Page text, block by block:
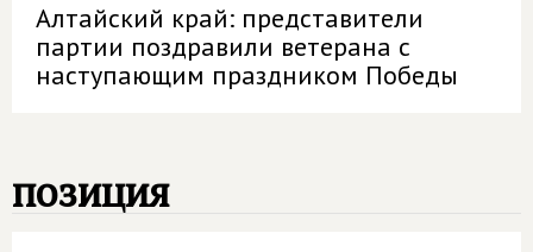
Алтайский край: представители
партии поздравили ветерана с
наступающим праздником Победы
позиция